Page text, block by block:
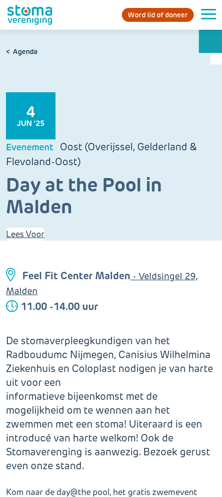
Word lid of doneer
Agenda
4
JUN '25
Evenement
Oost (Overijssel, Gelderland &
Flevoland-Oost)
Day at the Pool in
Malden
Lees Voor
Feel Fit Center Malden - Veldsingel 29,
Malden
11.00 -14.00 uur
De stomaverpleegkundigen van het
Radboudumc Nijmegen, Canisius Wilhelmina
Ziekenhuis en Coloplast nodigen je van harte
uit voor een
informatieve bijeenkomst met de
mogelijkheid om te wennen aan het
zwemmen met een stoma! Uiteraard is een
introducé van harte welkom! Ook de
Stomaverenging is aanwezig. Bezoek gerust
even onze stand.
Kom naar de day@the pool, het gratis zwemevent